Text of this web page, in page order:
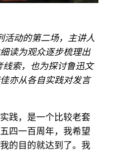
活动的第二场，主讲人
读为观众逐步梳理出
线索，也为探讨鲁迅文
亦从各自实践对发言
践，是一个比较老套
四一百周年，我希望
的目的就达到了。我